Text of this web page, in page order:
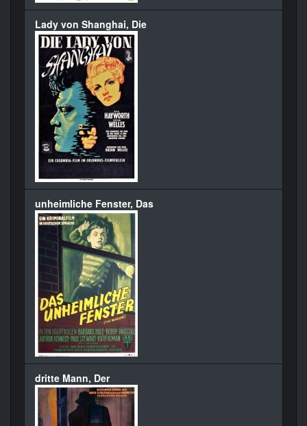
Lady von Shanghai, Die
unheimliche Fenster, Das
dritte Mann, Der